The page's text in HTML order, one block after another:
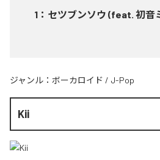
1 ： セツブンソウ (feat. 初音
ジャンル： ボーカロイド / J-Pop
Kii